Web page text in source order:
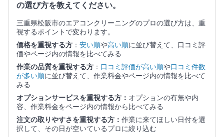
の選び方を教えてください。
三重県松阪市のエアコンクリーニングのプロの選び方は、重
視するポイントで変わります。
価格を重視する方 ： 安い順や高い順に並び替えて、口コミ評
価やページ内の情報を比べてみる
作業の品質を重視する方 ： 口コミ評価が高い順や口コミ件数
が多い順に並び替えて、作業料金やページ内の情報を比べて
みる
オプションサービスを重視する方： オプションの有無や内
容、作業料金をページ内の情報から比べてみる
注文の取りやすさを重視する方： 作業に来てほしい日付を選
択して、その日が空いているプロに絞り込む